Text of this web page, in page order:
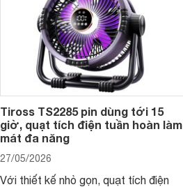
Tiross TS2285 pin dùng tới 15
giờ, quạt tích điện tuần hoàn làm
mát đa năng
27/05/2026
Với thiết kế nhỏ gọn, quạt tích điện